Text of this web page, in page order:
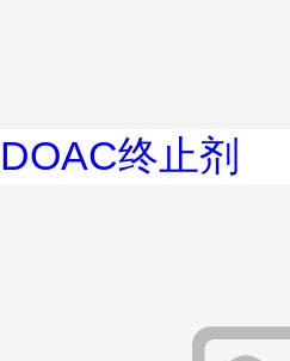
DOAC终止剂